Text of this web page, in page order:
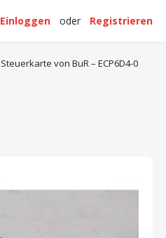
Registrieren
oder
Einloggen
Steuerkarte von BuR – ECP6D4-0